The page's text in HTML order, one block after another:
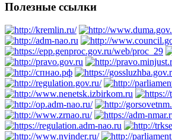
Полезные ссылки